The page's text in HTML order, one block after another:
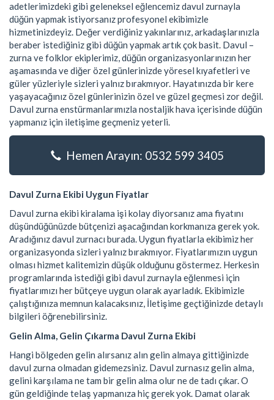
adetlerimizdeki gibi geleneksel eğlencemiz davul zurnayla
düğün yapmak istiyorsanız profesyonel ekibimizle
hizmetinizdeyiz. Değer verdiğiniz yakınlarınız, arkadaşlarınızla
beraber istediğiniz gibi düğün yapmak artık çok basit. Davul –
zurna ve folklor ekiplerimiz, düğün organizasyonlarınızın her
aşamasında ve diğer özel günlerinizde yöresel kıyafetleri ve
güler yüzleriyle sizleri yalnız bırakmıyor. Hayatınızda bir kere
yaşayacağınız özel günlerinizin özel ve güzel geçmesi zor değil.
Davul zurna enstürmanlarımızla nostaljik hava içerisinde düğün
yapmanız için iletişime geçmeniz yeterli.
Hemen Arayın: 0532 599 3405
Davul Zurna Ekibi Uygun Fiyatlar
Davul zurna ekibi kiralama işi kolay diyorsanız ama fiyatını
düşündüğünüzde bütçenizi aşacağından korkmanıza gerek yok.
Aradığınız davul zurnacı burada. Uygun fiyatlarla ekibimiz her
organizasyonda sizleri yalnız bırakmıyor. Fiyatlarımızın uygun
olması hizmet kalitemizin düşük olduğunu göstermez. Herkesin
programlarında istediği gibi davul zurnayla eğlenmesi için
fiyatlarımızı her bütçeye uygun olarak ayarladık. Ekibimizle
çalıştığınıza memnun kalacaksınız, İletişime geçtiğinizde detaylı
bilgileri öğrenebilirsiniz.
Gelin Alma, Gelin Çıkarma Davul Zurna Ekibi
Hangi bölgeden gelin alırsanız alın gelin almaya gittiğinizde
davul zurna olmadan gidemezsiniz. Davul zurnasız gelin alma,
gelini karşılama ne tam bir gelin alma olur ne de tadı çıkar. O
gün geldiğinde telaş yapmanıza hiç gerek yok. Damat olarak